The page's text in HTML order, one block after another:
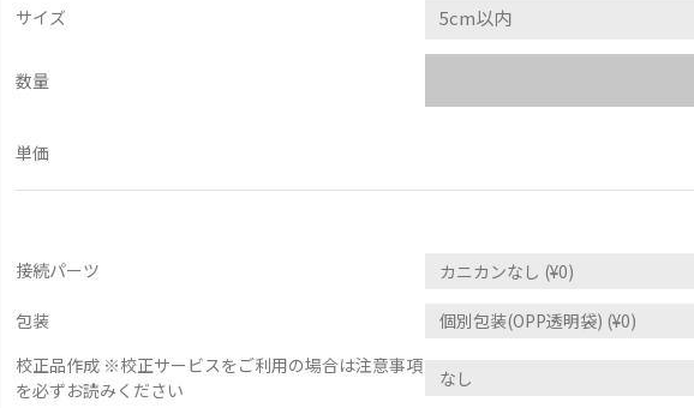
サイズ
数量
単価
接続パーツ
包装
校正品作成 ※校正サービスをご利用の場合は注意事項
を必ずお読みください